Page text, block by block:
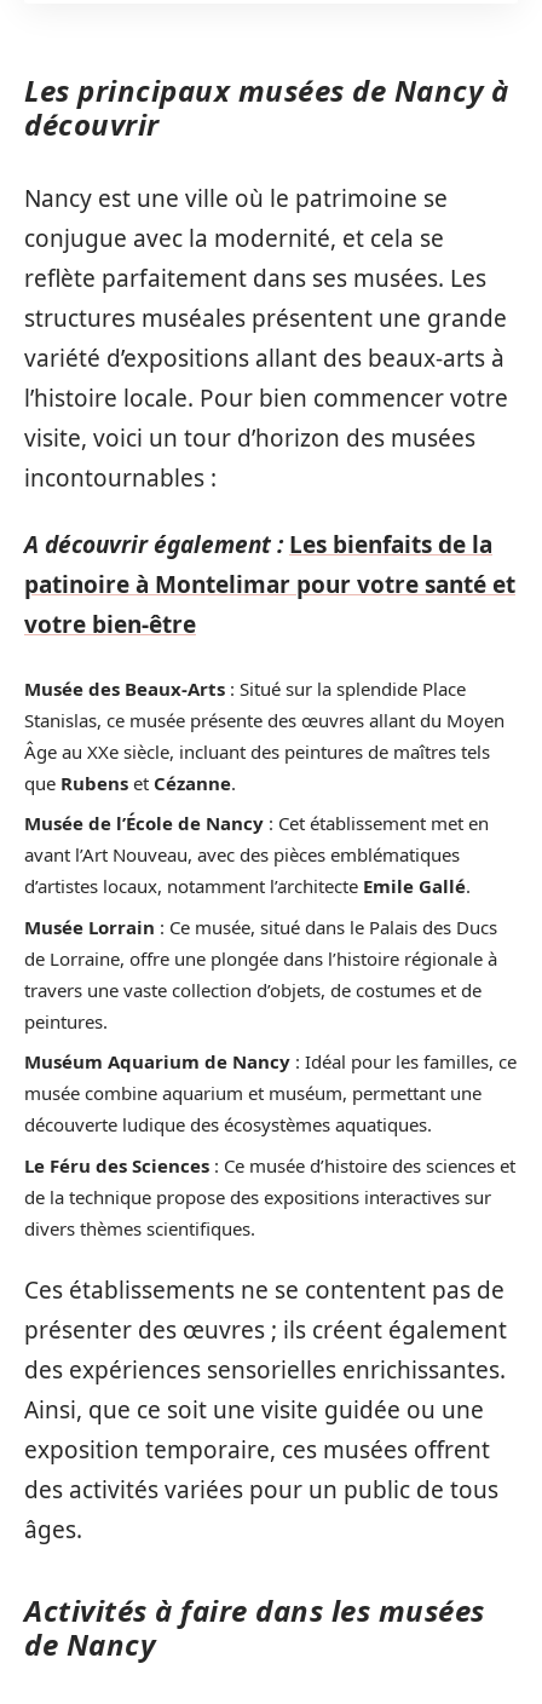
Les principaux musées de Nancy à
découvrir
Nancy est une ville où le patrimoine se
conjugue avec la modernité, et cela se
reflète parfaitement dans ses musées. Les
structures muséales présentent une grande
variété d’expositions allant des beaux-arts à
l’histoire locale. Pour bien commencer votre
visite, voici un tour d’horizon des musées
incontournables :
A découvrir également : Les bienfaits de la
patinoire à Montelimar pour votre santé et
votre bien-être
Musée des Beaux-Arts : Situé sur la splendide Place
Stanislas, ce musée présente des œuvres allant du Moyen
Âge au XXe siècle, incluant des peintures de maîtres tels
que Rubens et Cézanne.
Musée de l’École de Nancy : Cet établissement met en
avant l’Art Nouveau, avec des pièces emblématiques
d’artistes locaux, notamment l’architecte Emile Gallé.
Musée Lorrain : Ce musée, situé dans le Palais des Ducs
de Lorraine, offre une plongée dans l’histoire régionale à
travers une vaste collection d’objets, de costumes et de
peintures.
Muséum Aquarium de Nancy : Idéal pour les familles, ce
musée combine aquarium et muséum, permettant une
découverte ludique des écosystèmes aquatiques.
Le Féru des Sciences : Ce musée d’histoire des sciences et
de la technique propose des expositions interactives sur
divers thèmes scientifiques.
Ces établissements ne se contentent pas de
présenter des œuvres ; ils créent également
des expériences sensorielles enrichissantes.
Ainsi, que ce soit une visite guidée ou une
exposition temporaire, ces musées offrent
des activités variées pour un public de tous
âges.
Activités à faire dans les musées
de Nancy